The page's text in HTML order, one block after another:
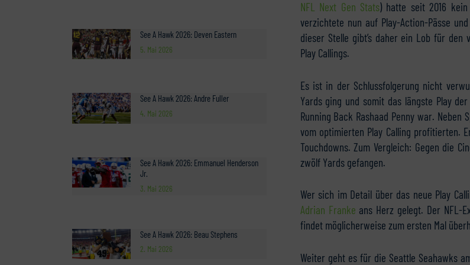
See A Hawk 2026: Deven Eastern
5. Mai 2026
See A Hawk 2026: Andre Fuller
4. Mai 2026
See A Hawk 2026: Emmanuel Henderson
Jr.
3. Mai 2026
See A Hawk 2026: Beau Stephens
2. Mai 2026
NFL Next Gen Stats) hatte seit 2016
verzichtete nun auf Play-Action-Pässe
dieser Stelle gibt’s daher ein Lob für den
Play Callings.
Es ist in der Schlussfolgerung nicht
Yards ging und somit das längste Play
Running Back Rashaad Penny war.
vom optimierten Play Calling profitierten.
Touchdowns. Zum Vergleich: Gegen die
zwölf Yards gefangen.
Wer sich im Detail über das neue Play
Adrian Franke ans Herz gelegt. Der NFL-
findet möglicherweise zum ersten Mal
Weiter geht es für die Seattle Seahawks